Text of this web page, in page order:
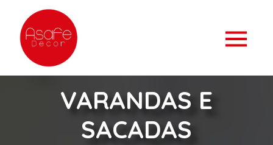
VARANDAS E
SACADAS